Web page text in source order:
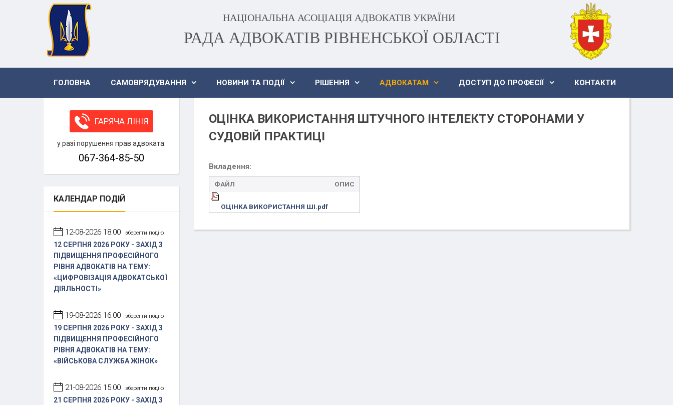
НАЦІОНАЛЬНА АСОЦІАЦІЯ АДВОКАТІВ УКРАЇНИ
РАДА АДВОКАТІВ РІВНЕНСЬКОЇ ОБЛАСТІ
ГОЛОВНА САМОВРЯДУВАННЯ НОВИНИ ТА ПОДІЇ РІШЕННЯ АДВОКАТАМ ДОСТУП ДО ПРОФЕСІЇ КОНТАКТИ
ОЦІНКА ВИКОРИСТАННЯ ШТУЧНОГО ІНТЕЛЕКТУ СТОРОНАМИ У
СУДОВІЙ ПРАКТИЦІ
Вкладення:
ФАЙЛ ОПИС
ОЦІНКА ВИКОРИСТАННЯ ШІ.pdf
ГАРЯЧА ЛІНІЯ
у разі порушення прав адвоката:
067-364-85-50
КАЛЕНДАР ПОДІЙ
12-08-2026 18:00 зберегти подію
12 СЕРПНЯ 2026 РОКУ - ЗАХІД З
ПІДВИЩЕННЯ ПРОФЕСІЙНОГО
РІВНЯ АДВОКАТІВ НА ТЕМУ:
«ЦИФРОВІЗАЦІЯ АДВОКАТСЬКОЇ
ДІЯЛЬНОСТІ»
19-08-2026 16:00 зберегти подію
19 СЕРПНЯ 2026 РОКУ - ЗАХІД З
ПІДВИЩЕННЯ ПРОФЕСІЙНОГО
РІВНЯ АДВОКАТІВ НА ТЕМУ:
«ВІЙСЬКОВА СЛУЖБА ЖІНОК»
21-08-2026 15:00 зберегти подію
21 СЕРПНЯ 2026 РОКУ - ЗАХІД З